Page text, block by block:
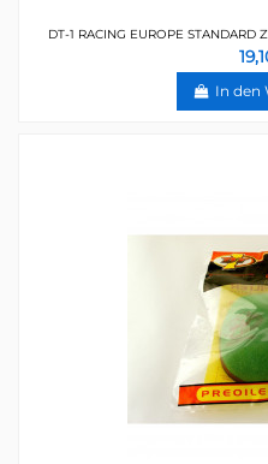
DT-1 RACING EUROPE STANDARD
In den